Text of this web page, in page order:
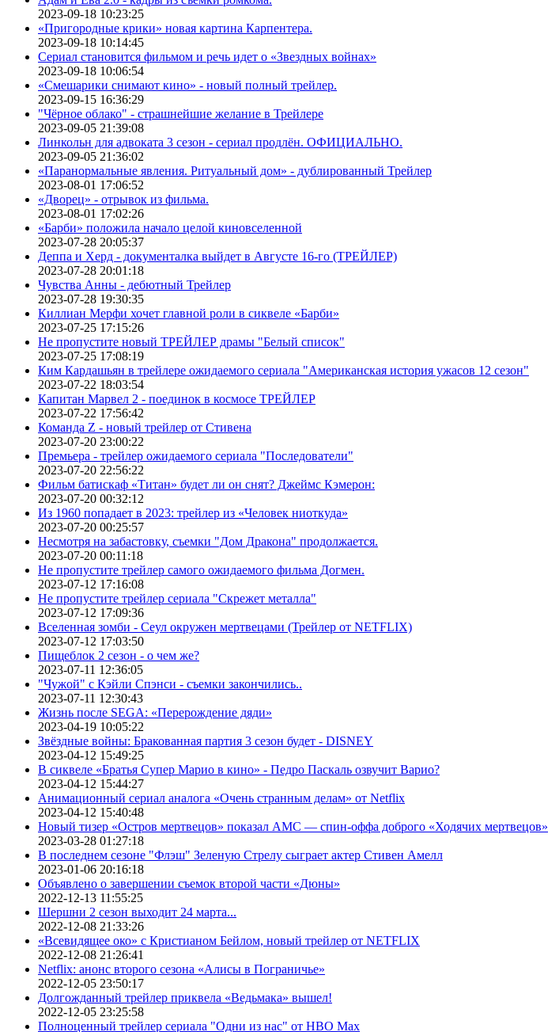
2023-09-18 10:23:25
«Пригородные крики» новая картина Карпентера.
2023-09-18 10:14:45
Сериал становится фильмом и речь идет о «Звездных войнах»
2023-09-18 10:06:54
«Смешарики снимают кино» - новый полный трейлер.
2023-09-15 16:36:29
"Чёрное облако" - страшнейшие желание в Трейлере
2023-09-05 21:39:08
Линкольн для адвоката 3 сезон - сериал продлён. ОФИЦИАЛЬНО.
2023-09-05 21:36:02
«Паранормальные явления. Ритуальный дом» - дублированный Трейлер
2023-08-01 17:06:52
«Дворец» - отрывок из фильма.
2023-08-01 17:02:26
«Барби» положила начало целой киновселенной
2023-07-28 20:05:37
Деппа и Херд - документалка выйдет в Августе 16-го (ТРЕЙЛЕР)
2023-07-28 20:01:18
Чувства Анны - дебютный Трейлер
2023-07-28 19:30:35
Киллиан Мерфи хочет главной роли в сиквеле «Барби»
2023-07-25 17:15:26
Не пропустите новый ТРЕЙЛЕР драмы "Белый список"
2023-07-25 17:08:19
Ким Кардашьян в трейлере ожидаемого сериала "Американская история ужасов 12 сезон"
2023-07-22 18:03:54
Капитан Марвел 2 - поединок в космосе ТРЕЙЛЕР
2023-07-22 17:56:42
Команда Z - новый трейлер от Стивена
2023-07-20 23:00:22
Премьера - трейлер ожидаемого сериала "Последователи"
2023-07-20 22:56:22
Фильм батискаф «Титан» будет ли он снят? Джеймс Кэмерон:
2023-07-20 00:32:12
Из 1960 попадает в 2023: трейлер из «Человек ниоткуда»
2023-07-20 00:25:57
Несмотря на забастовку, съемки "Дом Дракона" продолжается.
2023-07-20 00:11:18
Не пропустите трейлер самого ожидаемого фильма Догмен.
2023-07-12 17:16:08
Не пропустите трейлер сериала "Скрежет металла"
2023-07-12 17:09:36
Вселенная зомби - Сеул окружен мертвецами (Трейлер от NETFLIX)
2023-07-12 17:03:50
Пищеблок 2 сезон - о чем же?
2023-07-11 12:36:05
"Чужой" с Кэйли Спэнси - съемки закончились..
2023-07-11 12:30:43
Жизнь после SEGA: «Перерождение дяди»
2023-04-19 10:05:22
Звёздные войны: Бракованная партия 3 сезон будет - DISNEY
2023-04-12 15:49:25
В сиквеле «Братья Супер Марио в кино» - Педро Паскаль озвучит Варио?
2023-04-12 15:44:27
Анимационный сериал аналога «Очень странным делам» от Netflix
2023-04-12 15:40:48
Новый тизер «Остров мертвецов» показал АМС — спин-оффа доброго «Ходячих мертвецов»
2023-03-28 01:27:18
В последнем сезоне "Флэш" Зеленую Стрелу сыграет актер Стивен Амелл
2023-01-06 20:16:18
Объявлено о завершении съемок второй части «Дюны»
2022-12-13 11:55:25
Шершни 2 сезон выходит 24 марта...
2022-12-08 21:33:26
«Всевидящее око» с Кристианом Бейлом, новый трейлер от NETFLIX
2022-12-08 21:26:41
Netflix: анонс второго сезона «Алисы в Пограничье»
2022-12-05 23:50:17
Долгожданный трейлер приквела «Ведьмака» вышел!
2022-12-05 23:25:58
Полноценный трейлер сериала "Одни из нас" от HBO Max